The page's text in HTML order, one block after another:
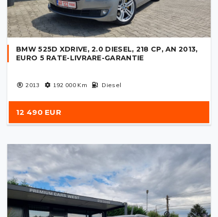
BMW 525D XDRIVE, 2.0 DIESEL, 218 CP, AN 2013,
EURO 5 RATE-LIVRARE-GARANTIE
2013 192 000Km Diesel
12 490 EUR